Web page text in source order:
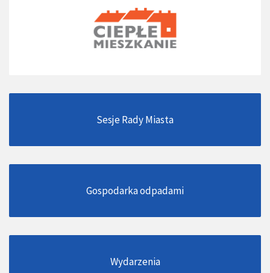
Sesje Rady Miasta
Gospodarka odpadami
Wydarzenia